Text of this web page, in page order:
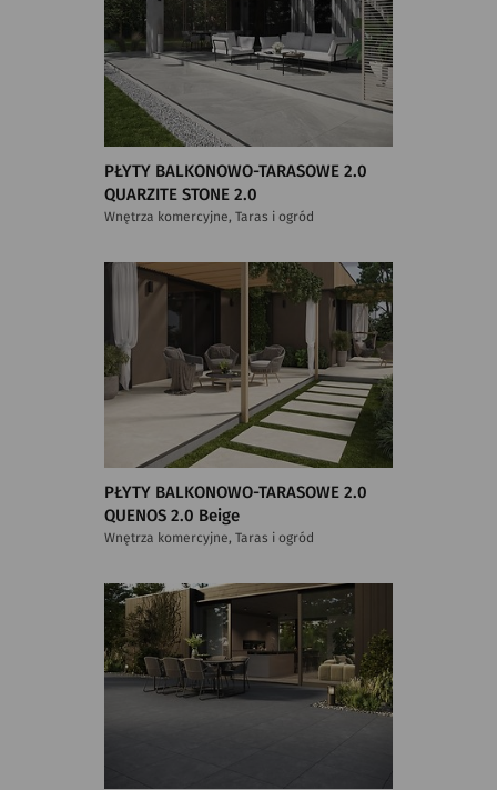
PŁYTY BALKONOWO-TARASOWE 2.0
QUARZITE STONE 2.0
Wnętrza komercyjne, Taras i ogród
PŁYTY BALKONOWO-TARASOWE 2.0
QUENOS 2.0 Beige
Wnętrza komercyjne, Taras i ogród